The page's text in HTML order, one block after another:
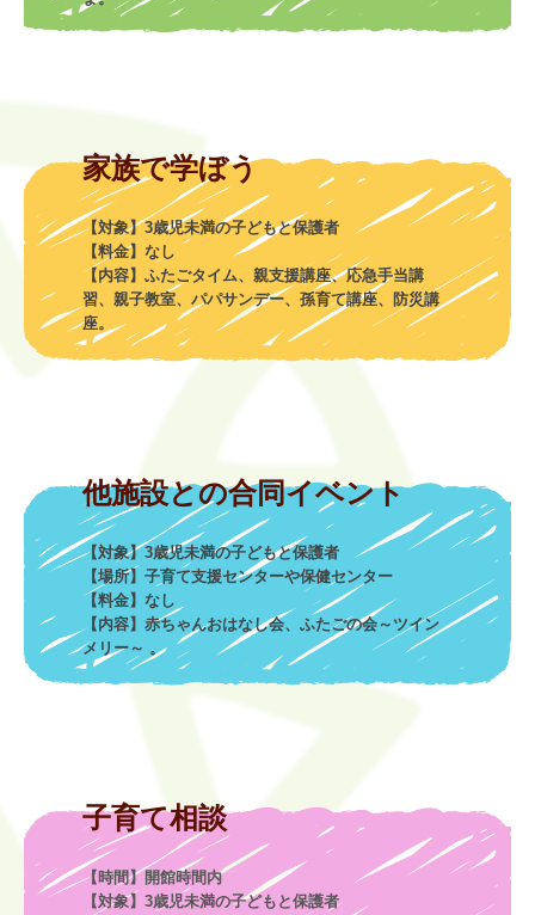
家族で学ぼう
【対象】3歳児未満の子どもと保護者
【料金】なし
【内容】ふたごタイム、親支援講座、応急手当講
習、親子教室、パパサンデー、孫育て講座、防災講
座。
他施設との合同イベント
【対象】3歳児未満の子どもと保護者
【場所】子育て支援センターや保健センター
【料金】なし
【内容】赤ちゃんおはなし会、ふたごの会～ツイン
メリー～ 。
子育て相談
【時間】開館時間内
【対象】3歳児未満の子どもと保護者